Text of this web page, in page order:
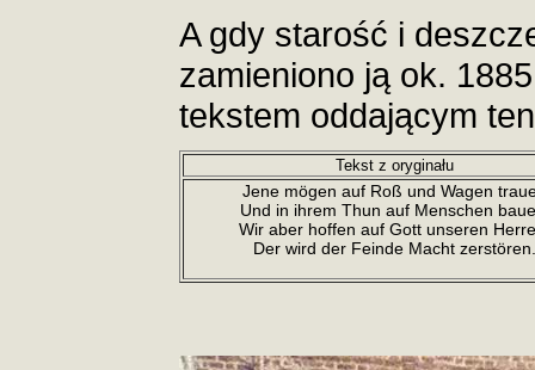
A gdy starość i
zamieniono ją ok.
tekstem oddającym
Tekst z oryginału
Jene mögen auf Roß und Wagen
Und in ihrem Thun auf Menschen
Wir aber hoffen auf Gott unseren
Der wird der Feinde Macht zerstören